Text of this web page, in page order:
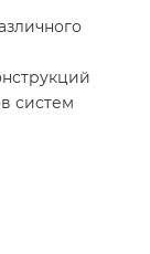
систем